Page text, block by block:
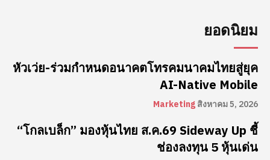
ยอดนิยม
หัวเว่ย-ร่วมกำหนดอนาคตโทรคมนาคมไทยสู่ยุค
AI-Native Mobile
Marketingสิงหาคม 5, 2026
“โกลเบล็ก” มองหุ้นไทย ส.ค.69 Sideway Up ชี้
ช่องลงทุน 5 หุ้นเด่น